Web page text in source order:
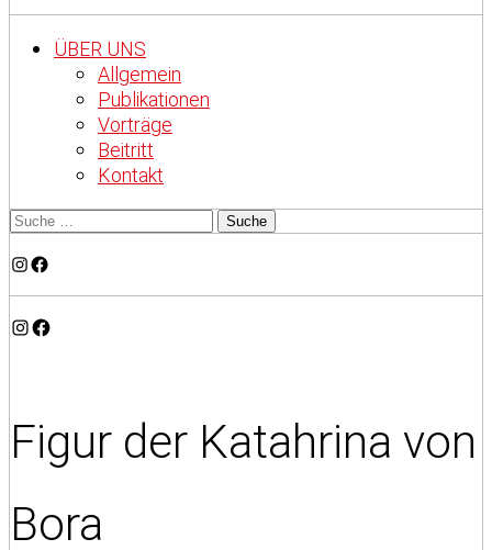
ÜBER UNS
Allgemein
Publikationen
Vorträge
Beitritt
Kontakt
Instagram
Facebook
Instagram
Facebook
Figur der Katahrina von
Bora